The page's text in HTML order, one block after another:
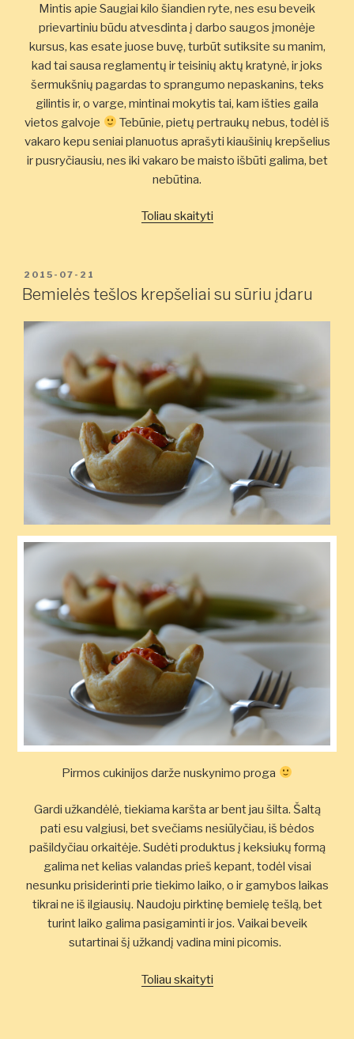
Mintis apie Saugiai kilo šiandien ryte, nes esu beveik
prievartiniu būdu atvesdinta į darbo saugos įmonėje
kursus, kas esate juose buvę, turbūt sutiksite su manim,
kad tai sausa reglamentų ir teisinių aktų kratynė, ir joks
šermukšnių pagardas to sprangumo nepaskanins, teks
gilintis ir, o varge, mintinai mokytis tai, kam išties gaila
vietos galvoje
Tebūnie, pietų pertraukų nebus, todėl iš
vakaro kepu seniai planuotus aprašyti kiaušinių krepšelius
ir pusryčiausiu, nes iki vakaro be maisto išbūti galima, bet
nebūtina.
Toliau skaityti„Kiaušiniai
PASKELBTA
2015-07-21
Bemielės tešlos krepšeliai su sūriu įdaru
Pirmos cukinijos darže nuskynimo proga
Gardi užkandėlė, tiekiama karšta ar bent jau šilta. Šaltą
pati esu valgiusi, bet svečiams nesiūlyčiau, iš bėdos
pašildyčiau orkaitėje. Sudėti produktus į keksiukų formą
galima net kelias valandas prieš kepant, todėl visai
nesunku prisiderinti prie tiekimo laiko, o ir gamybos laikas
tikrai ne iš ilgiausių. Naudoju pirktinę bemielę tešlą, bet
turint laiko galima pasigaminti ir jos. Vaikai beveik
sutartinai šį užkandį vadina mini picomis.
Toliau skaityti„Bemielės